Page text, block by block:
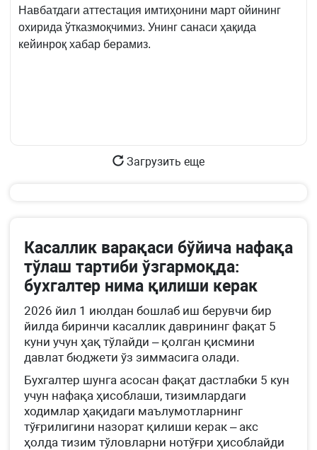
Навбатдаги аттестация имтиҳонини март ойининг
охирида ўтказмоқчимиз. Унинг санаси ҳақида
кейинроқ хабар берамиз.
Загрузить еще
Касаллик варақаси бўйича нафақа
тўлаш тартиби ўзгармоқда:
бухгалтер нима қилиши керак
2026 йил 1 июлдан бошлаб иш берувчи бир
йилда биринчи касаллик даврининг фақат 5
куни учун ҳақ тўлайди – қолган қисмини
давлат бюджети ўз зиммасига олади.
Бухгалтер шунга асосан фақат дастлабки 5 кун
учун нафақа ҳисоблаши, тизимлардаги
ходимлар ҳақидаги маълумотларнинг
тўғрилигини назорат қилиши керак – акс
ҳолда тизим тўловларни нотўғри ҳисоблайди